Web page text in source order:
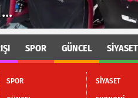
KIŞI
SPOR GÜNCEL SİYASET
SPOR SİYASET